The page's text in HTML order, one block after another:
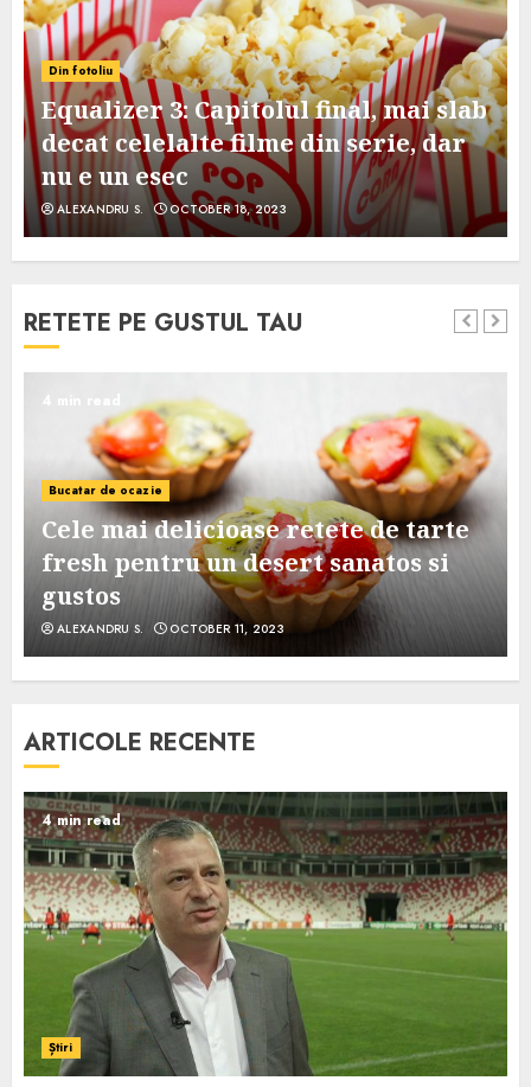
Din fotoliu
Equalizer 3: Capitolul final, mai slab
decat celelalte filme din serie, dar
nu e un esec
ALEXANDRU S. OCTOBER 18, 2023
RETETE PE GUSTUL TAU
4 min read
Bucatar de ocazie
Cele mai delicioase retete de tarte
fresh pentru un desert sanatos si
gustos
ALEXANDRU S. OCTOBER 11, 2023
ARTICOLE RECENTE
4 min read
Știri